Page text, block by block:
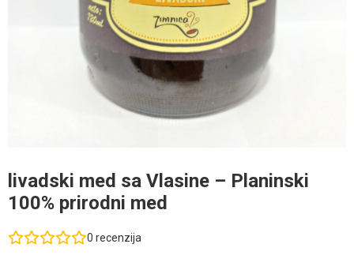
livadski med sa Vlasine – Planinski
100% prirodni med
0 recenzija